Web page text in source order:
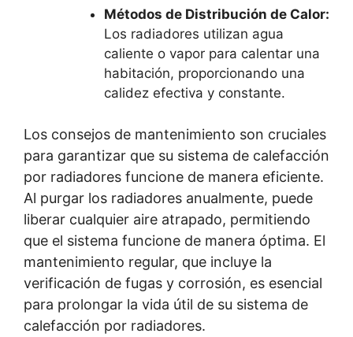
Métodos de Distribución de Calor:
Los radiadores utilizan agua
caliente o vapor para calentar una
habitación, proporcionando una
calidez efectiva y constante.
Los consejos de mantenimiento son cruciales
para garantizar que su sistema de calefacción
por radiadores funcione de manera eficiente.
Al purgar los radiadores anualmente, puede
liberar cualquier aire atrapado, permitiendo
que el sistema funcione de manera óptima. El
mantenimiento regular, que incluye la
verificación de fugas y corrosión, es esencial
para prolongar la vida útil de su sistema de
calefacción por radiadores.